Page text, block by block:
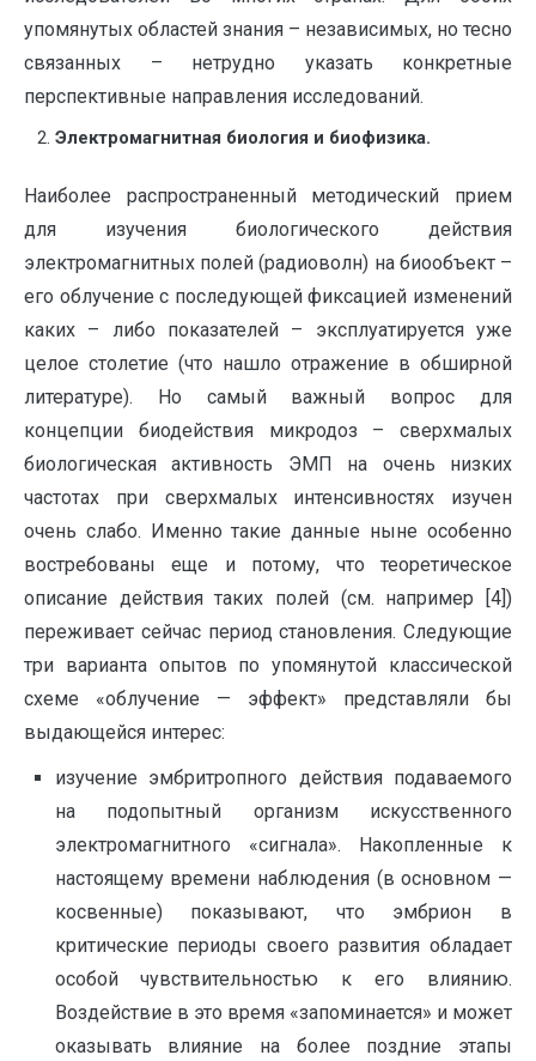
упомянутых областей знания – независимых, но тесно
связанных – нетрудно указать конкретные
перспективные направления исследований.
Электромагнитная биология и биофизика.
Наиболее распространенный методический прием
для изучения биологического действия
электромагнитных полей (радиоволн) на биообъект –
его облучение с последующей фиксацией изменений
каких – либо показателей – эксплуатируется уже
целое столетие (что нашло отражение в обширной
литературе). Но самый важный вопрос для
концепции биодействия микродоз – сверхмалых
биологическая активность ЭМП на очень низких
частотах при сверхмалых интенсивностях изучен
очень слабо. Именно такие данные ныне особенно
востребованы еще и потому, что теоретическое
описание действия таких полей (см. например [4])
переживает сейчас период становления. Следующие
три варианта опытов по упомянутой классической
схеме «облучение — эффект» представляли бы
выдающейся интерес:
изучение эмбритропного действия подаваемого
на подопытный организм искусственного
электромагнитного «сигнала». Накопленные к
настоящему времени наблюдения (в основном —
косвенные) показывают, что эмбрион в
критические периоды своего развития обладает
особой чувствительностью к его влиянию.
Воздействие в это время «запоминается» и может
оказывать влияние на более поздние этапы